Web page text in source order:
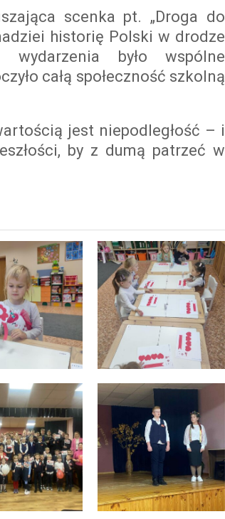
scenka pt. „Droga do
historię Polski w drodze
wydarzenia było wspólne
całą społeczność szkolną
jest niepodległość – i
by z dumą patrzeć w